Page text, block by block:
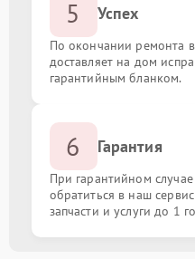
5 Успех
По окончании ремонта
доставляет на дом
гарантийным бланком.
6 Гарантия
При гарантийном
обратиться в наш
запчасти и услуги до 1